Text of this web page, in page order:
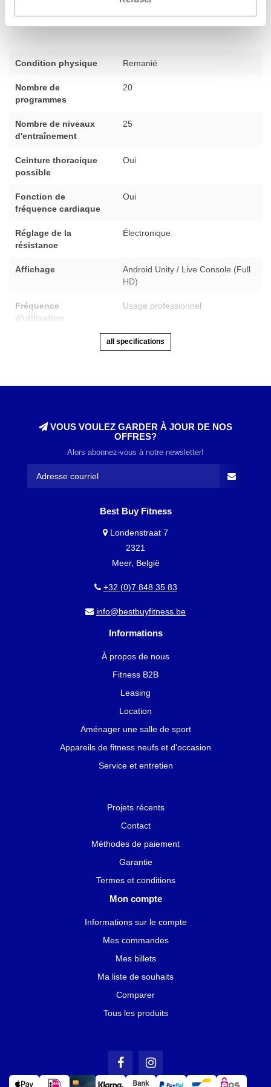
Condition physique Remanié
Nombre de
programmes
20
Nombre de niveaux
d'entraînement
25
Ceinture thoracique
possible
Oui
Fonction de
fréquence cardiaque
Oui
Réglage de la
résistance
Électronique
Affichage
Android Unity / Live Console (Full
HD)
Fréquence
d'utilisation
Usage professionnel
all specifications
VOUS VOULEZ GARDER À JOUR DE NOS
OFFRES?
Alors abonnez-vous à notre newsletter!
Best Buy Fitness
Londenstraat 7
2321
Meer, België
+32 (0)7 848 35 83
info@bestbuyfitness.be
Informations
À propos de nous
Fitness B2B
Leasing
Location
Aménager une salle de sport
Appareils de fitness neufs et d'occasion
Service et entretien
Projets récents
Contact
Méthodes de paiement
Garantie
Termes et conditions
Mon compte
Informations sur le compte
Mes commandes
Mes billets
Ma liste de souhaits
Comparer
Tous les produits